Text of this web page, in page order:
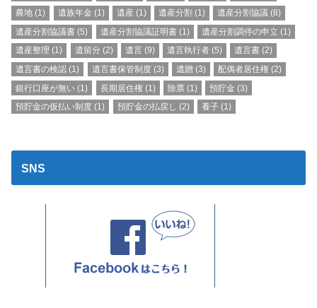
農地 (1) 遺族年金 (1) 遺産(1) 遺産分割 (1) 遺産分割協議 (8)
遺産分割協議書 (5) 遺産分割協議証明書(1) 遺産分割調停の申立 (1)
遺産整理 (1) 遺留分 (2) 遺言(9) 遺言執行者 (5) 遺言書 (2)
遺言書の検認 (1) 遺言書保管制度(3) 遺贈(3) 配偶者居住権 (2)
銀行口座が無い (1) 長期居住権(1) 除票(1) 預貯金 (3)
預貯金の仮払い制度 (1) 預貯金の払戻し (2) 養子(1)
SNS